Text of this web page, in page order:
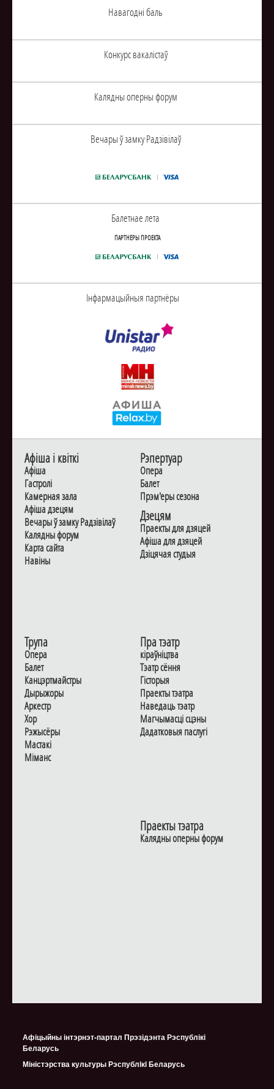
Навагоднi баль
Конкурс вакалiстаў
Калядны оперны форум
Вечары ў замку Радзiвiлаў
Балетнае лета
ПАРТНЕРЫ ПРОЕКТА
Інфармацыйныя партнёры
Афiша i квiткi
Афiша
Гастролi
Камерная зала
Афiша дзецям
Вечары ў замку Радзiвiлаў
Калядны форум
Карта сайта
Навiны
Рэпертуар
Опера
Балет
Прэм'еры сезона
Дзецям
Праекты для дзяцей
Афiша для дзяцей
Дзiцячая студыя
Трупа
Опера
Балет
Канцэртмайстры
Дырыжоры
Аркестр
Хор
Рэжысёры
Мастакі
Мiманс
Пра тэатр
кіраўніцтва
Тэатр сёння
Гiсторыя
Праекты тэатра
Наведаць тэатр
Магчымасцi сцэны
Дадаткoвыя паслугi
Праекты тэатра
Калядны оперны форум
Афіцыйны інтэрнэт-партал Прэзідэнта Рэспублікі
Беларусь
Міністэрства культуры Рэспублiкi Беларусь